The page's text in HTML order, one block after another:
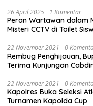
26 April 2025 1 Komentar
Peran Wartawan dalam
Misteri CCTV di Toilet
22 November 2021 0
Rembug Penghijauan,
Terima Kunjungan
22 November 2021 0
Kapolres Buka Seleksi
Turnamen Kapolda Cup